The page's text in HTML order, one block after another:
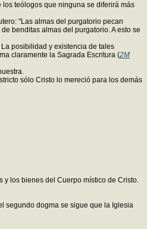
teólogos que ninguna se diferirá más
"Las almas del purgatorio pecan
benditas almas del purgatorio. A esto se
posibilidad y existencia de tales
claramente la Sagrada Escritura (2M
sólo Cristo lo mereció para los demás
y los bienes del Cuerpo místico de Cristo.
segundo dogma se sigue que la Iglesia